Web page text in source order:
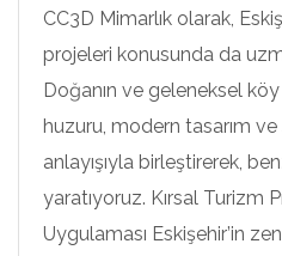
CC3D Mimarlık olarak,
projeleri konusunda da
Doğanın ve geleneksel
huzuru, modern tasarım
anlayışıyla birleştirerek,
yaratıyoruz. Kırsal Turizm
Uygulaması Eskişehir’in